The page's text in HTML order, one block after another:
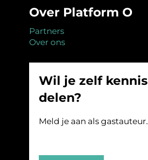
Over Platform O
Partners
Over ons
Wil je zelf kennis
delen?
Meld je aan als gastauteur.